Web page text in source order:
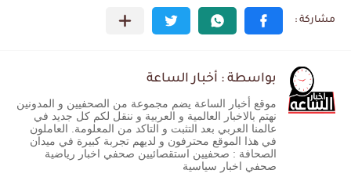
بواسطة : أخبار الساعة
موقع أخبار الساعة يضم مجموعة من الصحفيين و المدونين
نهتم بالاخبار العالمية و العربية و ننقل لكم كل جديد في
عالمنا العربي بعد التثبت و التاكد من المعلومة. العاملون
في هذا الموقع محترفون و لديهم تجربة كبيرة في ميدان
الصحافة : صحفيين استقصائيين صحفي اخبار رياضية
صحفي اخبار سياسية